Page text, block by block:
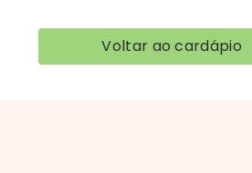
Voltar ao cardápio